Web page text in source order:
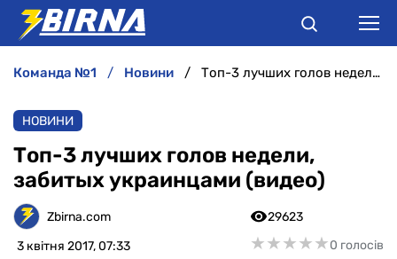
АНАЛІТИКА
ІНТЕРВ'Ю
РІЗНЕ
команда №1 новини Топ-3 лучших голов недели, забитых украинцами (видео)
НОВИНИ
Топ-3 лучших голов недели,
забитых украинцами (видео)
Zbirna.com
3 квітня 2017, 07:33
29623
★★★★★
★★★★★0 голосів